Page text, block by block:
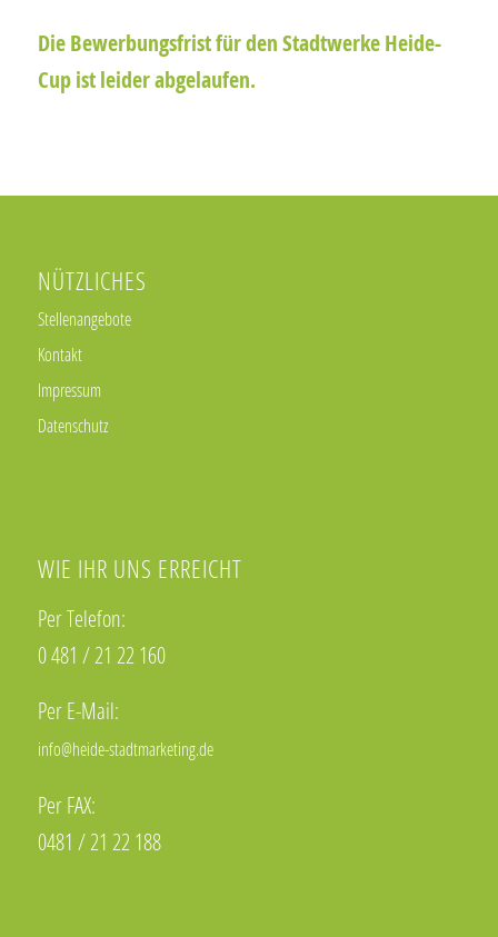
Die Bewerbungsfrist für den Stadtwerke Heide-
Cup ist leider abgelaufen.
NÜTZLICHES
Stellenangebote
Kontakt
Impressum
Datenschutz
WIE IHR UNS ERREICHT
Per Telefon:
0 481 / 21 22 160
Per E-Mail:
info@heide-stadtmarketing.de
Per FAX:
0481 / 21 22 188